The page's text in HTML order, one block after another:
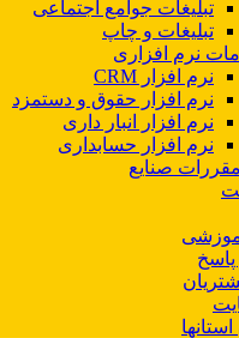
تبلیغات جوامع اجتماعی
تبلیغات و چاپ
نرم افزاری
نرم افزار CRM
نرم افزار حقوق و دستمزد
نرم افزار انبار داری
نرم افزار حسابداری
صنایع